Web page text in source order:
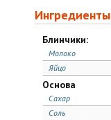
Ингредиенты
Блинчики:
Молоко
Яйцо
Основа
Сахар
Соль